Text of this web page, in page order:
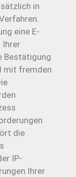
in
eine E-
Ihrer
Bestätigung
mit fremden
die
IP-
Ihrer